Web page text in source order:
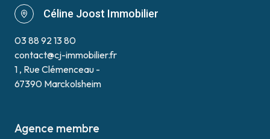
Céline Joost Immobilier
03 88 92 13 80
contact@cj-immobilier.fr
1 , Rue Clémenceau -
67390 Marckolsheim
Agence membre